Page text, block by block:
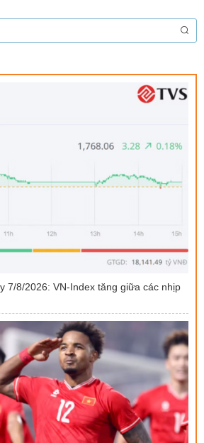
7/8/2026: VN-Index tăng giữa các nhịp